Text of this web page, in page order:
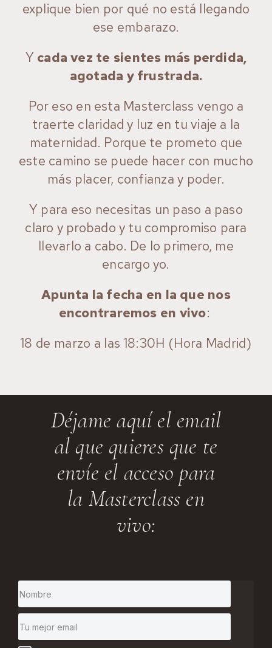
explique bien por qué no está llegando
ese embarazo.
Y cada vez te sientes más perdida,
agotada y frustrada.
Por eso en esta Masterclass vengo a
traerte claridad y luz en tu viaje a la
maternidad. Porque te prometo que
este camino se puede hacer con mucho
más placer, confianza y poder.
Y para eso necesitas un paso a paso
claro y probado y tu compromiso para
llevarlo a cabo. De lo primero, me
encargo yo.
Apunta la fecha en la que nos
encontraremos en vivo:
18 de marzo a las 18:30H (Hora Madrid)
Déjame aquí el email
al que quieres que te
envíe el acceso para
la Masterclass en
vivo: